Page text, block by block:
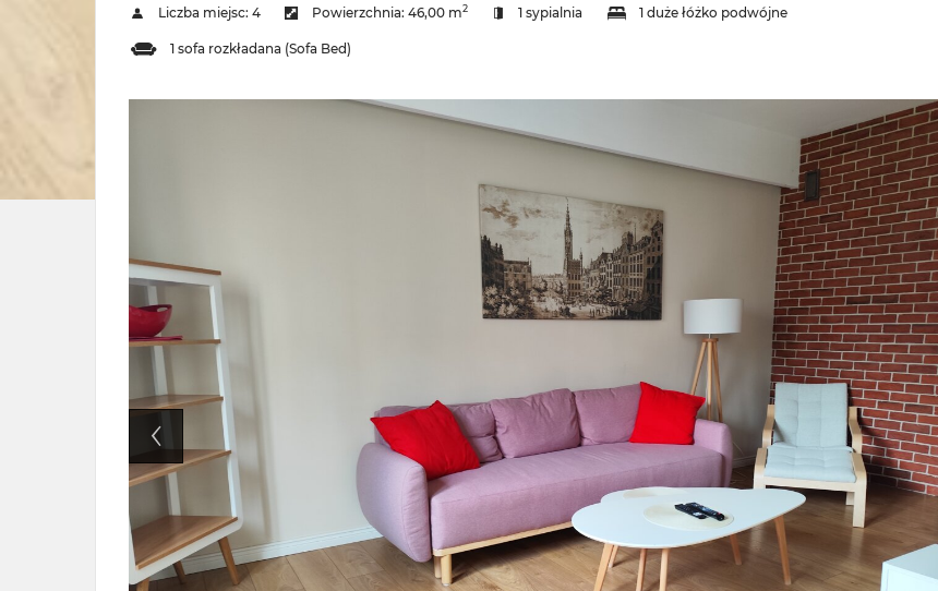
Liczba miejsc: 4 Powierzchnia: 46,00 m2 1 sypialnia 1 duże łóżko podwójne
1 sofa rozkładana (Sofa Bed)